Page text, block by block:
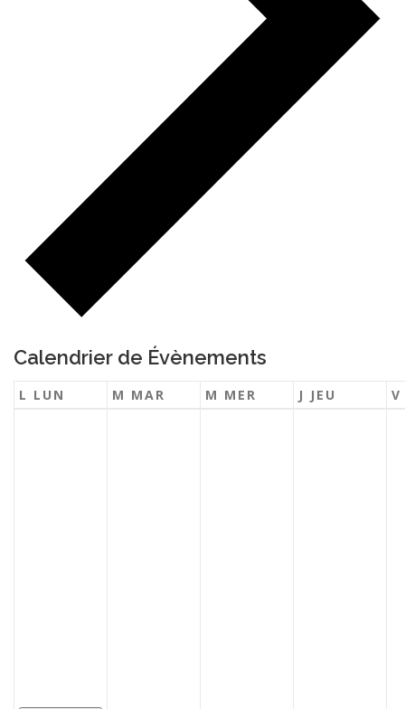
Calendrier de Évènements
L LUN M MAR M MER J JEU